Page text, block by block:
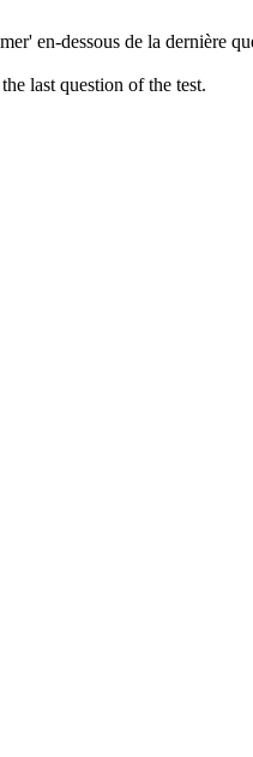
en-dessous de la dernière
last question of the test.